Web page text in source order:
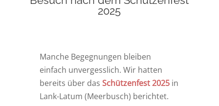
2025
Manche Begegnungen bleiben
einfach unvergesslich. Wir hatten
bereits über das Schützenfest 2025in
Lank-Latum (Meerbusch) berichtet.